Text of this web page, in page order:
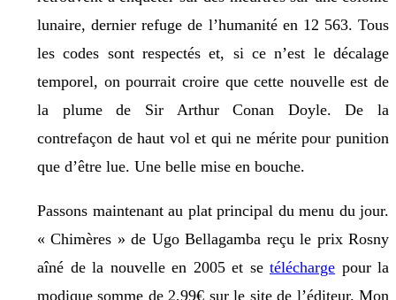
lunaire, dernier refuge de l’humanité en 12 563. Tous
les codes sont respectés et, si ce n’est le décalage
temporel, on pourrait croire que cette nouvelle est de
la plume de Sir Arthur Conan Doyle. De la
contrefaçon de haut vol et qui ne mérite pour punition
que d’être lue. Une belle mise en bouche.
Passons maintenant au plat principal du menu du jour.
« Chimères » de Ugo Bellagamba reçu le prix Rosny
aîné de la nouvelle en 2005 et se télécharge pour la
modique somme de 2,99€ sur le site de l’éditeur. Mon